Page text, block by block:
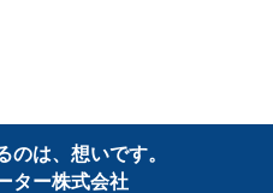
のは、想いです。
ター株式会社